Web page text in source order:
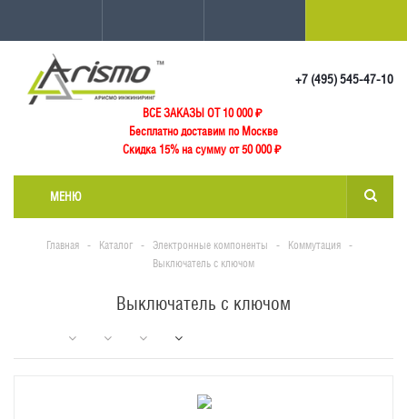
+7 (495) 545-47-10
ВСЕ ЗАКАЗЫ ОТ 10 000₽
Бесплатно доставим по Москве
Скидка 15% на сумму от 50 000 ₽
МЕНЮ
Главная - Каталог - Электронные компоненты - Коммутация
-
Выключатель с ключом
Выключатель с ключом